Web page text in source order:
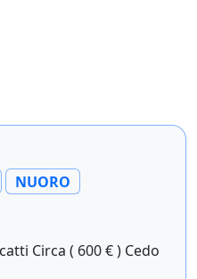
NUORO
Circa ( 600 € ) Cedo